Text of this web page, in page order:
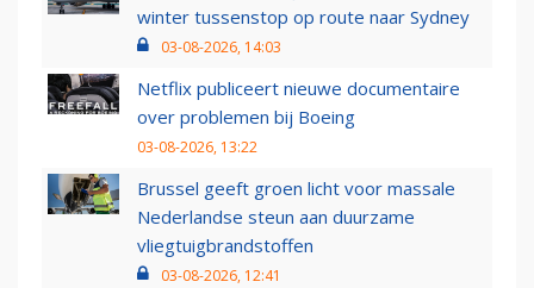
winter tussenstop op route naar Sydney
03-08-2026, 14:03
Netflix publiceert nieuwe documentaire
over problemen bij Boeing
03-08-2026, 13:22
Brussel geeft groen licht voor massale
Nederlandse steun aan duurzame
vliegtuigbrandstoffen
03-08-2026, 12:41